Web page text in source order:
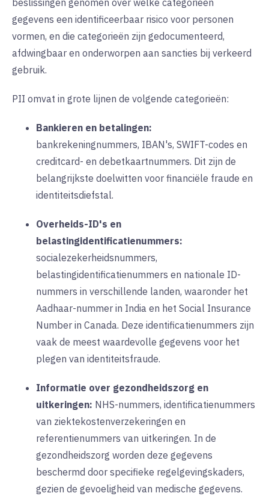
beslissingen genomen over welke categorieën
gegevens een identificeerbaar risico voor personen
vormen, en die categorieën zijn gedocumenteerd,
afdwingbaar en onderworpen aan sancties bij verkeerd
gebruik.
PII omvat in grote lijnen de volgende categorieën:
Bankieren en betalingen:
bankrekeningnummers, IBAN's, SWIFT-codes en
creditcard- en debetkaartnummers. Dit zijn de
belangrijkste doelwitten voor financiële fraude en
identiteitsdiefstal.
Overheids-ID's en
belastingidentificatienummers:
socialezekerheidsnummers,
belastingidentificatienummers en nationale ID-
nummers in verschillende landen, waaronder het
Aadhaar-nummer in India en het Social Insurance
Number in Canada. Deze identificatienummers zijn
vaak de meest waardevolle gegevens voor het
plegen van identiteitsfraude.
Informatie over gezondheidszorg en
uitkeringen: NHS-nummers, identificatienummers
van ziektekostenverzekeringen en
referentienummers van uitkeringen. In de
gezondheidszorg worden deze gegevens
beschermd door specifieke regelgevingskaders,
gezien de gevoeligheid van medische gegevens.